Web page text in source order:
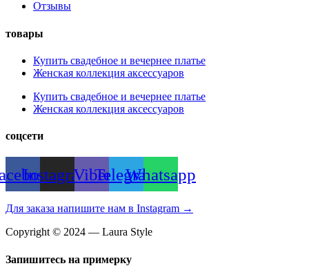
Отзывы
товары
Купить свадебное и вечернее платье
Женская коллекция аксессуаров
Купить свадебное и вечернее платье
Женская коллекция аксессуаров
соцсети
InstagramViberTelegramWhatsapp
Для заказа напишите нам в Instagram →
Copyright © 2024 — Laura Style
Запишитесь на примерку